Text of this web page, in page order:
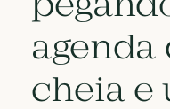
cheia e